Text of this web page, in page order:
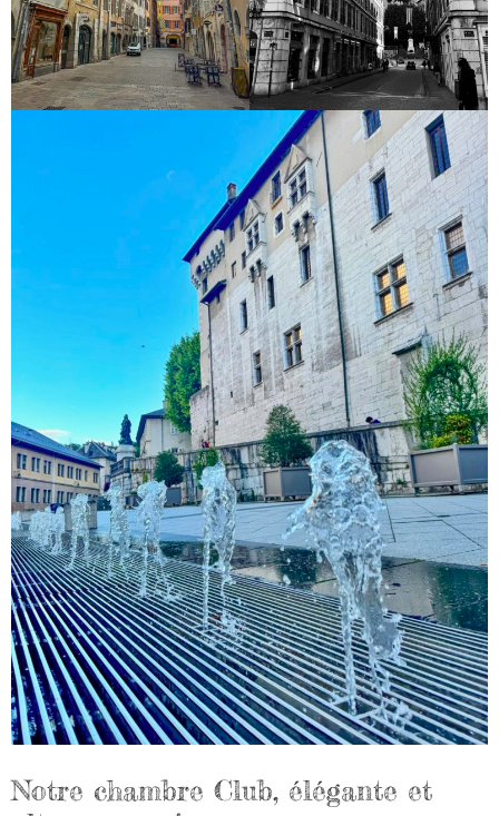
Notre chambre Club, élégante et